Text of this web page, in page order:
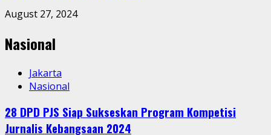
August 27, 2024
Nasional
Jakarta
Nasional
28 DPD PJS Siap Sukseskan Program Kompetisi
Jurnalis Kebangsaan 2024